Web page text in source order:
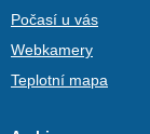
Počasí u vás
Webkamery
Teplotní mapa